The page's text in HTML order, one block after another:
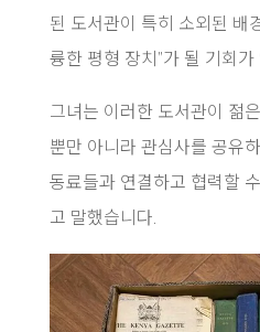
된 도서관이 특히 소외된 배
륭한 평형 장치”가 될 기회가
그녀는 이러한 도서관이 젊
뿐만 아니라 관심사를 공유
동료들과 연결하고 협력할
고 말했습니다.